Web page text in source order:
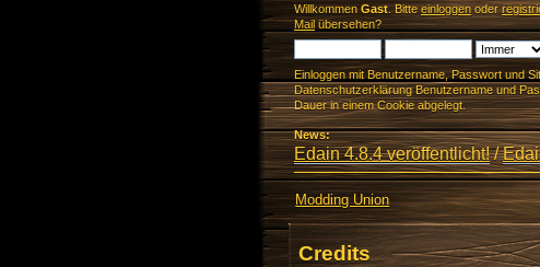
Willkommen Gast. Bitte einloggenoder
Mailübersehen?
Einloggen mit Benutzername, Passwort und
Datenschutzerklärung Benutzername und
Dauer in einem Cookie abgelegt.
News:
Edain 4.8.4 veröffentlicht!/
Modding Union
Credits